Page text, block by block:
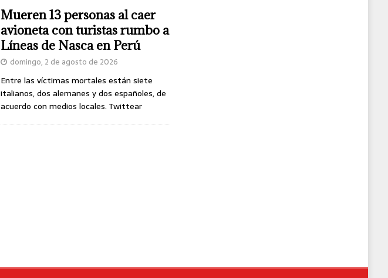
Mueren 13 personas al caer
avioneta con turistas rumbo a
Líneas de Nasca en Perú
domingo, 2 de agosto de 2026
Entre las víctimas mortales están siete
italianos, dos alemanes y dos españoles, de
acuerdo con medios locales. Twittear